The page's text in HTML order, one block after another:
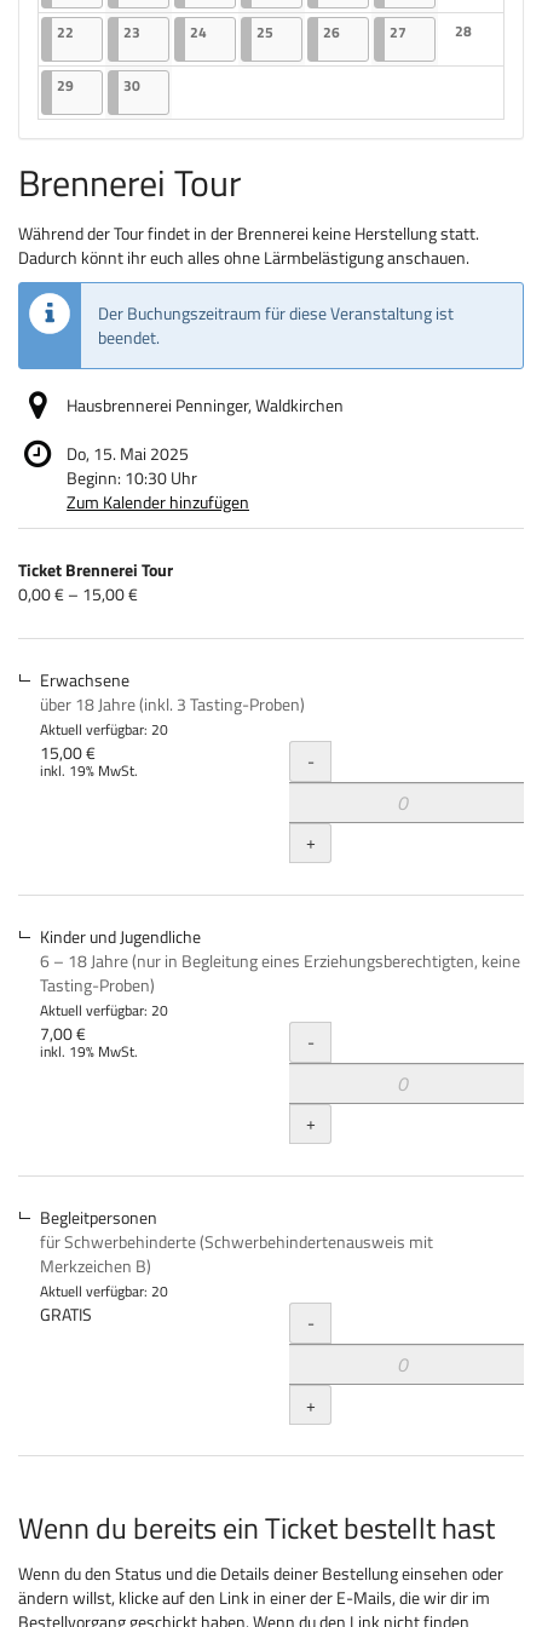
Keine
22 22.09.2025
2 Veranstaltungen
23 23.09.2025
2 Veranstaltungen
2424.09.2025
2 Veranstaltungen
25 25.09.2025
2 Veranstaltungen
2626.09.2025
2 Veranstaltungen
27 27.09.2025
2 Veranstaltungen
28
Keine
2929.09.2025
2 Veranstaltungen
3030.09.2025
2 Veranstaltungen
Brennerei Tour
Während der Tour findet in der Brennerei keine Herstellung statt.
Dadurch könnt ihr euch alles ohne Lärmbelästigung anschauen.
Der Buchungszeitraum für diese Veranstaltung ist
beendet.
Hausbrennerei Penninger, Waldkirchen
Do, 15. Mai 2025
Beginn: 10:30Uhr
Zum Kalender hinzufügen
Produkte
Unkategorisierte
Produkte
Ticket Brennerei Tour
von
bis
0,00 € – 15,00 €
Erwachsene
über 18 Jahre (inkl. 3 Tasting-Proben)
Aktuell verfügbar: 20
15,00 €
inkl. 19% MwSt. Menge
-
+
Kinder und Jugendliche
6 – 18 Jahre (nur in Begleitung eines Erziehungsberechtigten, keine
Tasting-Proben)
Aktuell verfügbar: 20
7,00 €
inkl. 19% MwSt. Menge
-
+
Begleitpersonen
für Schwerbehinderte (Schwerbehindertenausweis mit
Merkzeichen B)
Aktuell verfügbar: 20
GRATIS Menge
-
+
Wenn du bereits ein Ticket bestellt hast
Wenn du den Status und die Details deiner Bestellung einsehen oder
ändern willst, klicke auf den Link in einer der E-Mails, die wir dir im